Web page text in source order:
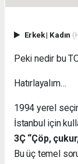
Erkek| Kadın
Peki nedir bu
Hatırlayalım…
1994 yerel
İstanbul için
3Ç “Çöp,
Bu üç temel